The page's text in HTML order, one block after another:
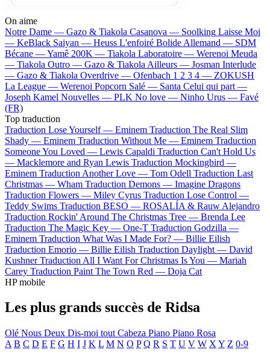
On aime
Notre Dame — Gazo & Tiakola Casanova — Soolking Laisse Moi
— KeBlack Saiyan — Heuss L'enfoiré Bolide Allemand — SDM
Bécane —Yamê 200K — Tiakola Laboratoire — Werenoi Meuda
— Tiakola Outro — Gazo & Tiakola Ailleurs — Josman Interlude
— Gazo & Tiakola Overdrive — Ofenbach 1 2 3 4 — ZOKUSH
La League — Werenoi Popcorn Salé — Santa Celui qui part —
Joseph Kamel Nouvelles — PLK No love — Ninho Urus — Favé
(FR)
Top traduction
Traduction Lose Yourself — Eminem Traduction The Real Slim
Shady — Eminem Traduction Without Me — Eminem Traduction
Someone You Loved — Lewis Capaldi Traduction Can't Hold Us
— Macklemore and Ryan Lewis Traduction Mockingbird —
Eminem Traduction Another Love — Tom Odell Traduction Last
Christmas — Wham Traduction Demons — Imagine Dragons
Traduction Flowers — Miley Cyrus Traduction Lose Control —
Teddy Swims Traduction BESO — ROSALÍA & Rauw Alejandro
Traduction Rockin' Around The Christmas Tree — Brenda Lee
Traduction The Magic Key — One-T Traduction Godzilla —
Eminem Traduction What Was I Made For? — Billie Eilish
Traduction Emorio — Billie Eilish Traduction Daylight — David
Kushner Traduction All I Want For Christmas Is You — Mariah
Carey Traduction Paint The Town Red — Doja Cat
HP mobile
Les plus grands succès de Ridsa
Olé Nous Deux Dis-moi tout Cabeza Piano Piano Rosa
A B C D E F G H I J K L M N O P Q R S T U V W X Y Z 0-9